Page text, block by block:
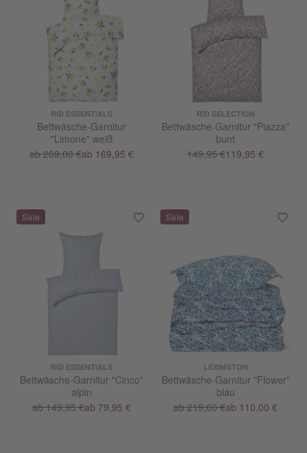
RID ESSENTIALS
Bettwäsche-Garnitur
"Limone" weiß
ab 209,00 €ab 169,95 €
RID SELECTION
Bettwäsche-Garnitur "Piazza"
bunt
149,95 €119,95 €
RID ESSENTIALS
Bettwäsche-Garnitur "Cinco"
alpin
ab 149,95 €ab 79,95 €
LEXINGTON
Bettwäsche-Garnitur "Flower"
blau
ab 219,00 €ab 110,00 €